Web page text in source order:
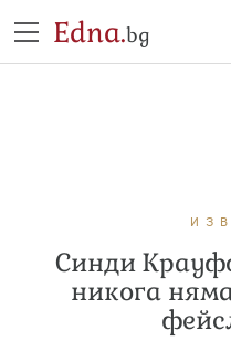
Edna.bg
Синди
никога